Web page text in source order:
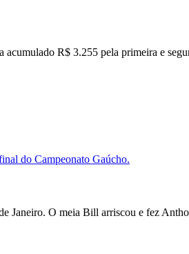
R$ 3.255 pela primeira e
do Campeonato Gaúcho.
Janeiro. O meia Bill arriscou e fez